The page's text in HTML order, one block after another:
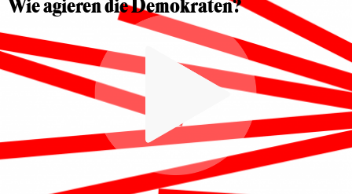
Wie agieren die Demokraten?